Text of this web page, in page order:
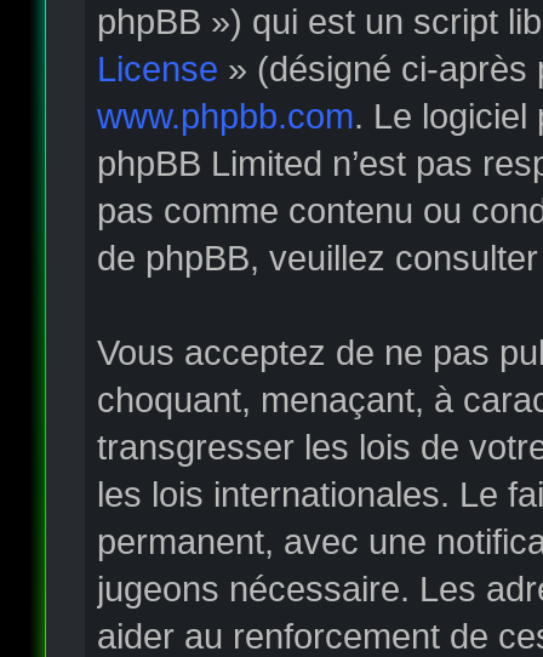
phpBB ») qui est un script
License » (désigné ci-après
www.phpbb.com. Le logiciel
phpBB Limited n’est pas
pas comme contenu ou
de phpBB, veuillez
Vous acceptez de ne pas
choquant, menaçant, à
transgresser les lois de
les lois internationales. Le
permanent, avec une
jugeons nécessaire. Les
aider au renforcement de